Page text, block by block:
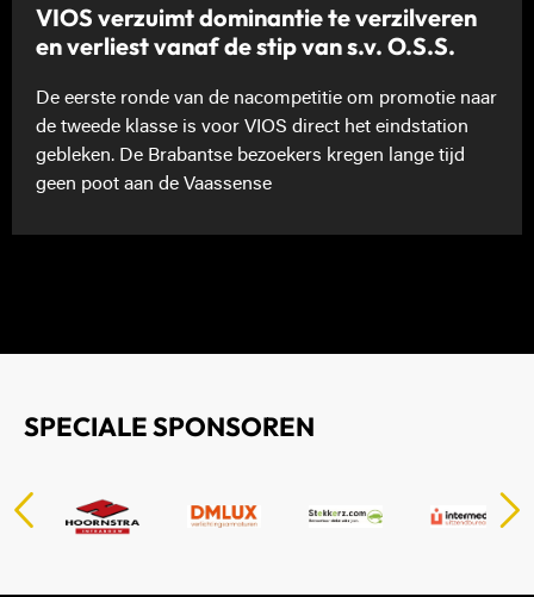
VIOS verzuimt dominantie te verzilveren
en verliest vanaf de stip van s.v. O.S.S.
De eerste ronde van de nacompetitie om promotie naar
de tweede klasse is voor VIOS direct het eindstation
gebleken. De Brabantse bezoekers kregen lange tijd
geen poot aan de Vaassense
SPECIALE SPONSOREN